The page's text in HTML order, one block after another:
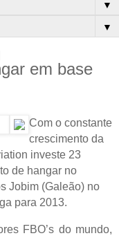
▼
▼
em base
Com o constante
crescimento da
investe 23
de hangar no
Jobim (Galeão) no
para 2013.
FBO’s do mundo,